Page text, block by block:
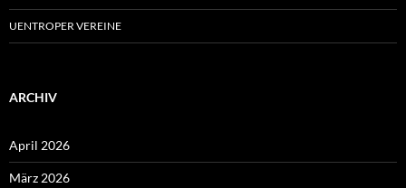
UENTROPER VEREINE
ARCHIV
April 2026
März 2026